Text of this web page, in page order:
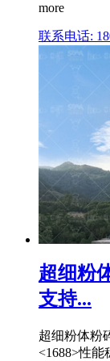
more
联系电话:
超细粉
支持...
超细粉体粉
<1688>性